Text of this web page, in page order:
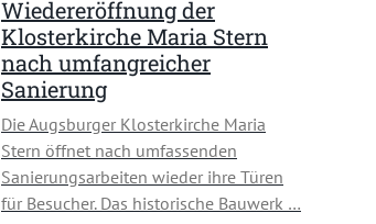
Wiedereröffnung der
Klosterkirche Maria Stern
nach umfangreicher
Sanierung
Die Augsburger Klosterkirche Maria
Stern öffnet nach umfassenden
Sanierungsarbeiten wieder ihre Türen
für Besucher. Das historische Bauwerk …